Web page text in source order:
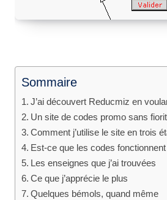
Sommaire
J’ai découvert Reducmiz en
Un site de codes promo sans
Comment j’utilise le site en trois
Est-ce que les codes
Les enseignes que j’ai trouvées
Ce que j’apprécie le plus
Quelques bémols, quand même